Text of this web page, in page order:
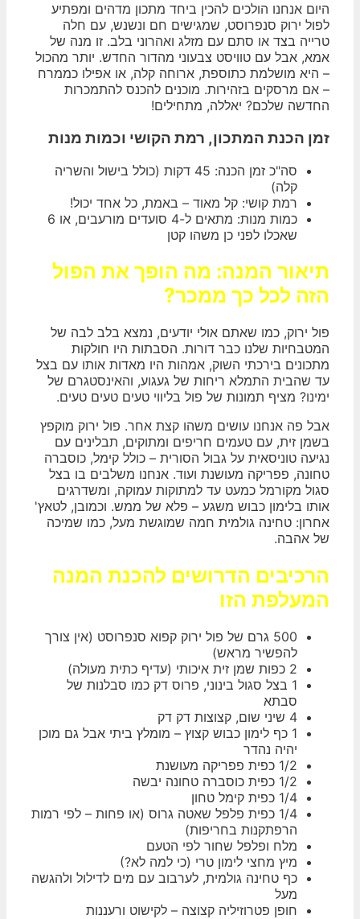
היום אנחנו הולכים להכין ביחד מתכון מדהים ומפתיע
לפול ירוק סנפרוסט, שמגישים חם ונשנש, עם חלה
טרייה בצד או סתם עם מזלג ואהרוני בלב. זו מנה של
אמא, אבל עם טוויסט צבעוני מהדור החדש. יותר מהכול
– היא מושלמת כתוספת, ארוחה קלה, או אפילו כממרח
– אם מרסקים בזהירות. מוכנים להכנס להתמכרות
החדשה שלכם? יאללה, מתחילים!
זמן הכנת המתכון, רמת הקושי וכמות מנות
סה"כ זמן הכנה: 45 דקות (כולל בישול והשריה
קלה)
רמת קושי: קל מאוד – באמת, כל אחד יכול!
כמות מנות: מתאים ל-4 סועדים מורעבים, או 6
שאכלו לפני כן משהו קטן
תיאור המנה: מה הופך את הפול
הזה לכל כך ממכר?
פול ירוק, כמו שאתם אולי יודעים, נמצא בלב לבה של
המטבחיות שלנו כבר דורות. הסבתות היו חולקות
מתכונים בירכתי השוק, אמהות היו מאדות אותו עם בצל
עד שהבית התמלא ריחות של געגוע, והאינסטגרם של
ימינו? מציף תמונות של פול בליווי טעים טעים טעים.
אבל פה אנחנו עושים משהו קצת אחר. פול ירוק מוקפץ
בשמן זית, עם טעמים חריפים ומתוקים, תבלינים עם
נגיעה טוניסאית על גבול הסורית – כולל קימל, כוסברה
טחונה, פפריקה מעושנת ועוד. אנחנו משלבים בו בצל
סגול מקורמל כמעט עד למתוקות עמוקה, ומשדרגים
אותו בלימון כבוש משגע – פלא של ממש. וכמובן, לטאץ'
אחרון: טחינה גולמית חמה שמוגשת מעל, כמו שמיכה
של אהבה.
הרכיבים הדרושים להכנת המנה
המעלפת הזו
500 גרם של פול ירוק קפוא סנפרוסט (אין צורך
להפשיר מראש)
2 כפות שמן זית איכותי (עדיף כתית מעולה)
1 בצל סגול בינוני, פרוס דק כמו סבלנות של
סבתא
4 שיני שום, קצוצות דק דק
1 כף לימון כבוש קצוץ – מומלץ ביתי אבל גם מוכן
יהיה נהדר
1/2 כפית פפריקה מעושנת
1/2 כפית כוסברה טחונה יבשה
1/4 כפית קימל טחון
1/4 כפית פלפל שאטה גרוס (או פחות – לפי רמות
הרפתקנות בחריפות)
מלח ופלפל שחור לפי הטעם
מיץ מחצי לימון טרי (כי למה לא?)
כף טחינה גולמית, לערבוב עם מים לדילול ולהגשה
מעל
חופן פטרוזיליה קצוצה – לקישוט ורעננות